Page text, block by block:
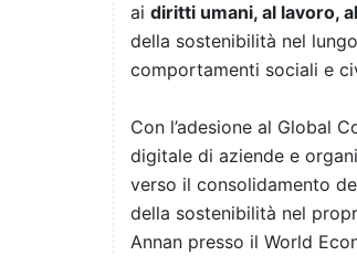
ai diritti umani, al lavoro,
della sostenibilità nel
comportamenti sociali e
Con l’adesione al Global
digitale di aziende e
verso il consolidamento
della sostenibilità nel
Annan presso il World